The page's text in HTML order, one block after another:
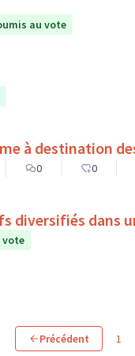
au vote
à destination
0 0
diversifiés dans
vote
Précédent 1